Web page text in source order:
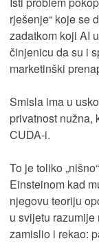
rješenje“ koje se
zadatkom koji AI
činjenicu da su i
marketinški
Smisla ima u
privatnost nužna,
CUDA-i.
To je toliko
Einsteinom kad
njegovu teoriju
u svijetu
zamislio i rekao: